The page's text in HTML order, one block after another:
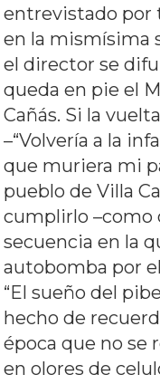
entrevistado por
en la mismísima
el director se
queda en pie el
Cañás. Si la
–“Volvería a la
que muriera mi
pueblo de Villa
cumplirlo –como
secuencia en la
autobomba por
“El sueño del
hecho de
época que no se
en olores de